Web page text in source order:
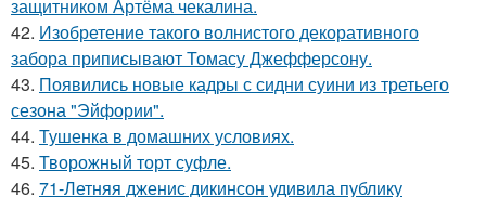
защитником Артёма чекалина.
42. Изобретение такого волнистого декоративного
забора приписывают Томасу Джефферсону.
43. Появились новые кадры с сидни суини из третьего
сезона "Эйфории".
44. Тушенка в домашних условиях.
45. Творожный торт суфле.
46. 71-Летняя дженис дикинсон удивила публику